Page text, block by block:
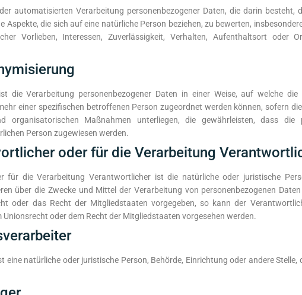
automatisierten Verarbeitung personenbezogener Daten, die darin besteht,
Aspekte, die sich auf eine natürliche Person beziehen, zu bewerten,
Vorlieben, Interessen, Zuverlässigkeit, Verhalten, Aufenthaltsort oder
die Verarbeitung personenbezogener Daten in einer Weise, auf welche
einer spezifischen betroffenen Person zugeordnet werden können, sofern
organisatorischen Maßnahmen unterliegen, die gewährleisten, dass
Person zugewiesen werden.
oder für die Verarbeitung
für die Verarbeitung Verantwortlicher ist die natürliche oder juristische
über die Zwecke und Mittel der Verarbeitung von personenbezogenen
oder das Recht der Mitgliedstaaten vorgegeben, so kann der
Unionsrecht oder dem Recht der Mitgliedstaaten vorgesehen werden.
eine natürliche oder juristische Person, Behörde, Einrichtung oder andere